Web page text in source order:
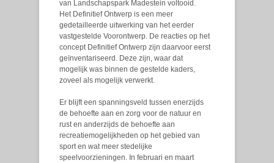
van Landschapspark Madestein voltooid.
Het Definitief Ontwerp is een meer
gedetailleerde uitwerking van het eerder
vastgestelde Voorontwerp. De reacties op het
concept Definitief Ontwerp zijn daarvoor eerst
geïnventariseerd. Deze zijn, waar dat
mogelijk was binnen de gestelde kaders,
zoveel als mogelijk verwerkt.
Er blijft een spanningsveld tussen enerzijds
de behoefte aan en zorg voor de natuur en
rust en anderzijds de behoefte aan
recreatiemogelijkheden op het gebied van
sport en wat meer stedelijke
speelvoorzieningen. In februari en maart